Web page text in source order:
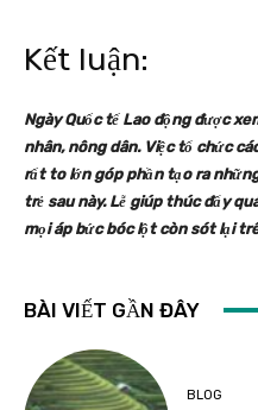
Kết luận:
Ngày Quốc tế Lao động được
nhân, nông dân. Việc tổ chức
rất to lớn góp phần tạo ra
trẻ sau này. Lễ giúp thúc đẩy
mọi áp bức bóc lột còn sót lại
BÀI VIẾT GẦN ĐÂY
BLOG